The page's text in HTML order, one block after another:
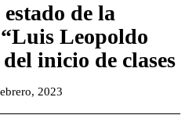
de la
Leopoldo
inicio de clases
2023